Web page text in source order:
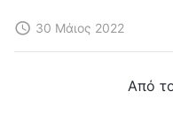
30 Μάιος 2022
Από